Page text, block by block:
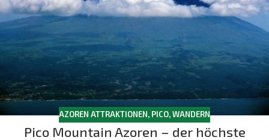
AZOREN ATTRAKTIONEN, PICO,WANDERN
Pico Mountain Azoren – der höchste